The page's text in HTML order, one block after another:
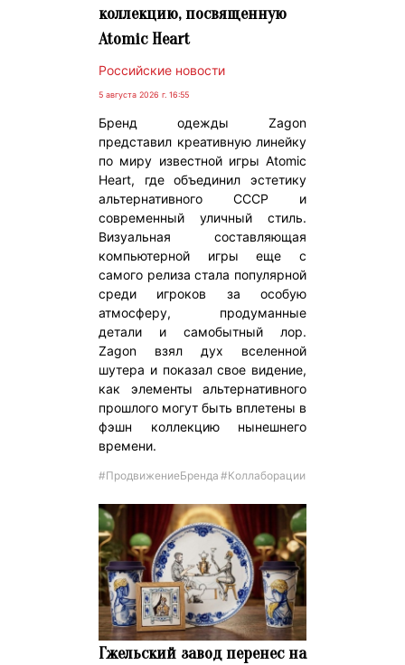
коллекцию, посвященную
Atomic Heart
Российские новости
5 августа 2026 г. 16:55
Бренд одежды Zagon
представил креативную линейку
по миру известной игры Atomic
Heart, где объединил эстетику
альтернативного СССР и
современный уличный стиль.
Визуальная составляющая
компьютерной игры еще с
самого релиза стала популярной
среди игроков за особую
атмосферу, продуманные
детали и самобытный лор.
Zagon взял дух вселенной
шутера и показал свое видение,
как элементы альтернативного
прошлого могут быть вплетены в
фэшн коллекцию нынешнего
времени.
#ПродвижениеБренда #Коллаборации
Гжельский завод перенес на